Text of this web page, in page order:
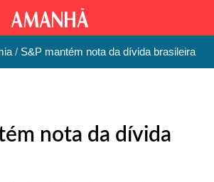
S&P mantém nota da dívida brasileira
nota da dívida